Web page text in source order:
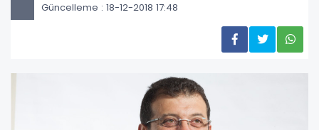
Güncelleme : 18-12-2018 17:48